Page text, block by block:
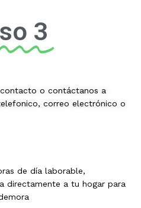
3
o contáctanos a
correo electrónico o
de día laborable,
directamente a tu hogar para